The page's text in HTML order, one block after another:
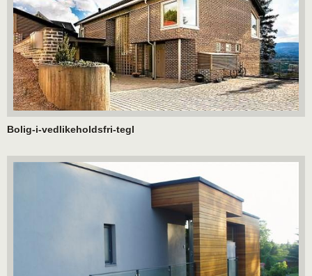
Bolig-i-vedlikeholdsfri-tegl